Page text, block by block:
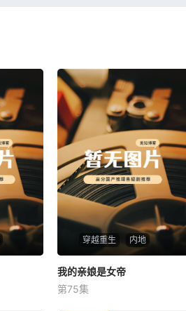
穿越重生 内地
我的亲娘是女帝
未知
我的亲娘是女帝
第75集